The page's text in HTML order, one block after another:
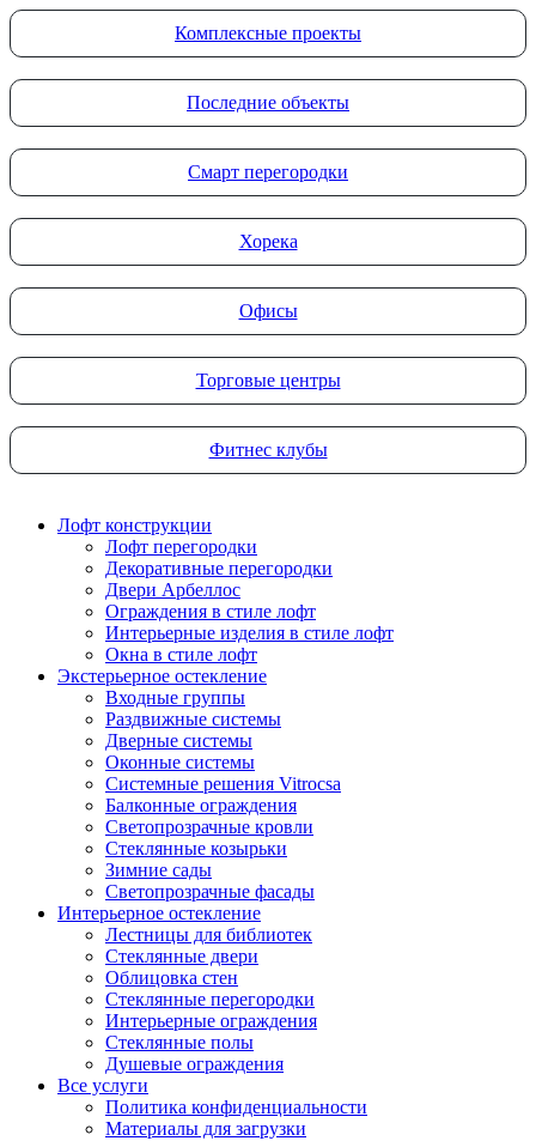
Комплексные проекты
Последние объекты
Смарт перегородки
Хорека
Офисы
Торговые центры
Фитнес клубы
Лофт конструкции
Лофт перегородки
Декоративные перегородки
Двери Арбеллос
Ограждения в стиле лофт
Интерьерные изделия в стиле лофт
Окна в стиле лофт
Экстерьерное остекление
Входные группы
Раздвижные системы
Дверные системы
Оконные системы
Системные решения Vitrocsa
Балконные ограждения
Светопрозрачные кровли
Стеклянные козырьки
Зимние сады
Светопрозрачные фасады
Интерьерное остекление
Лестницы для библиотек
Стеклянные двери
Облицовка стен
Стеклянные перегородки
Интерьерные ограждения
Стеклянные полы
Душевые ограждения
Все услуги
Политика конфиденциальности
Материалы для загрузки